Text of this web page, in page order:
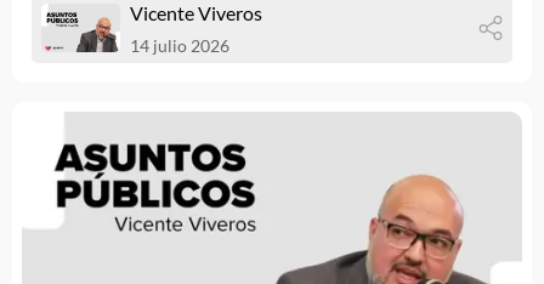
Vicente Viveros
14 julio 2026